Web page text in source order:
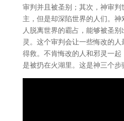
审判并且被圣别；其次，神审
主，但是却深陷世界的人们。
人脱离世界的霸占，能够被圣
灵。这个审判会让一些悔改的
得救。不肯悔改的人和邪灵一
是被扔在火湖里。这是神三个步